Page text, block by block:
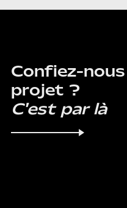
Confiez-
projet ?
C'est par là